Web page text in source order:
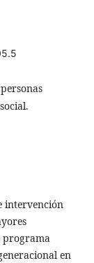
intervención
programa
en